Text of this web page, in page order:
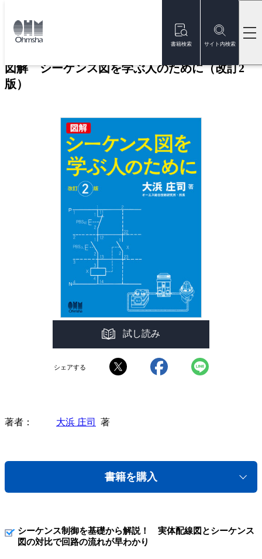
書籍検索 サイト内検索
トップ
図解 シーケンス図を学ぶ人のために（改訂2
版）
試し読み
シェアする
著者 大浜 庄司 著
書籍を購入
シーケンス制御を基礎から解説！ 実体配線図とシーケンス
図の対比で回路の流れが早わかり